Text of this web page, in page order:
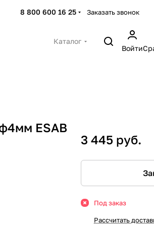
8 800 600 16 25 Заказать звонок
Каталог
Войти
ESAB
3 445 руб.
Под заказ
Рассчитать